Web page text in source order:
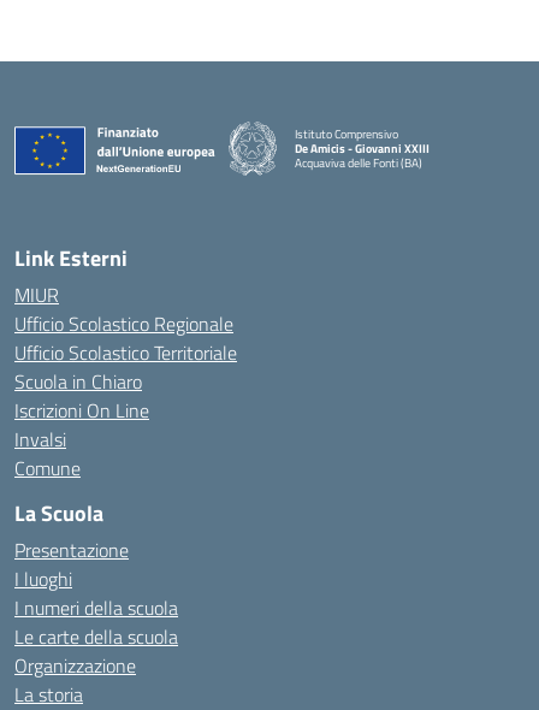
Istituto Comprensivo
De Amicis - Giovanni XXIII
Acquaviva delle Fonti (BA)
— Visita la pagina iniziale della scuola
Link Esterni
MIUR
Ufficio Scolastico Regionale
Ufficio Scolastico Territoriale
Scuola in Chiaro
Iscrizioni On Line
Invalsi
Comune
La Scuola
Presentazione
I luoghi
I numeri della scuola
Le carte della scuola
Organizzazione
La storia